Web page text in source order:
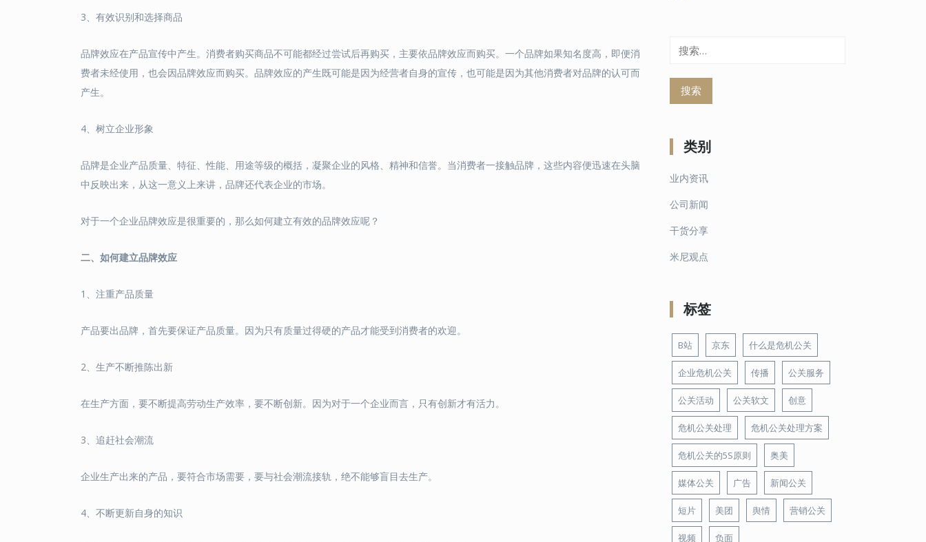
3、有效识别和选择商品
品牌效应在产品宣传中产生。消费者购买商品不可能都经过尝试后再购买，主要依品牌效应而购买。一个品牌如果知名度高，即便消
费者未经使用，也会因品牌效应而购买。品牌效应的产生既可能是因为经营者自身的宣传，也可能是因为其他消费者对品牌的认可而
产生。
4、树立企业形象
品牌是企业产品质量、特征、性能、用途等级的概括，凝聚企业的风格、精神和信誉。当消费者一接触品牌，这些内容便迅速在头脑
中反映出来，从这一意义上来讲，品牌还代表企业的市场。
对于一个企业品牌效应是很重要的，那么如何建立有效的品牌效应呢？
二、如何建立品牌效应
1、注重产品质量
产品要出品牌，首先要保证产品质量。因为只有质量过得硬的产品才能受到消费者的欢迎。
2、生产不断推陈出新
在生产方面，要不断提高劳动生产效率，要不断创新。因为对于一个企业而言，只有创新才有活力。
3、追赶社会潮流
企业生产出来的产品，要符合市场需要，要与社会潮流接轨，绝不能够盲目去生产。
4、不断更新自身的知识
类别
业内资讯
公司新闻
干货分享
米尼观点
标签
B站 京东 什么是危机公关
企业危机公关 传播 公关服务
公关活动 公关软文 创意
危机公关处理 危机公关处理方案
危机公关的5S原则 奥美
媒体公关 广告 新闻公关
短片 美团 舆情 营销公关
视频 负面